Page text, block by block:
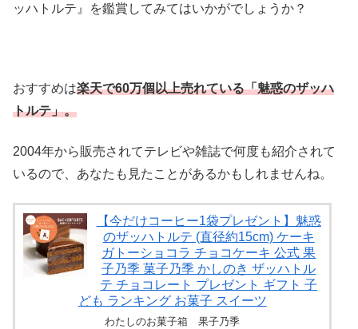
ッハトルテ』を鑑賞してみてはいかがでしょうか？
おすすめは楽天で60万個以上売れている「魅惑のザッハ
トルテ」。
2004年から販売されてテレビや雑誌で何度も紹介されて
いるので、あなたも見たことがあるかもしれませんね。
【今だけコーヒー1袋プレゼント】魅惑
のザッハトルテ (直径約15cm) ケーキ
ガトーショコラ チョコケーキ 公式 果
子乃季 菓子乃季 かしのき ザッハトル
テ チョコレート プレゼント ギフト 子
ども ランキング お菓子 スイーツ
わたしのお菓子箱 果子乃季